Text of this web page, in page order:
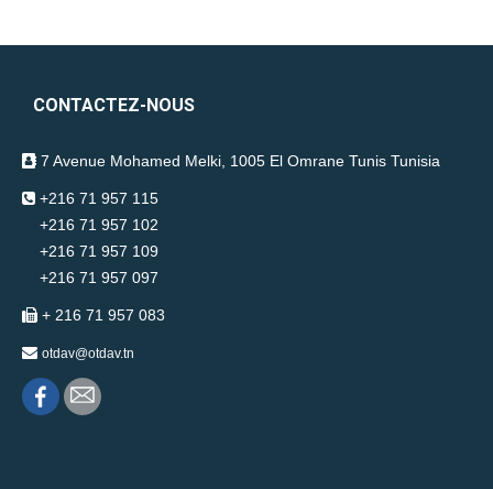
CONTACTEZ-NOUS
7 Avenue Mohamed Melki, 1005 El Omrane Tunis Tunisia
+216 71 957 115
+216 71 957 102
+216 71 957 109
+216 71 957 097
+ 216 71 957 083
otdav@otdav.tn